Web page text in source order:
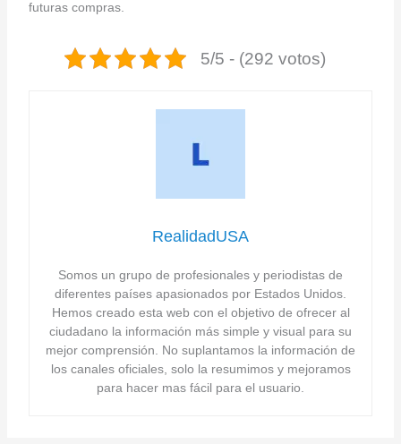
futuras compras.
5/5 - (292 votos)
RealidadUSA
Somos un grupo de profesionales y periodistas de
diferentes países apasionados por Estados Unidos.
Hemos creado esta web con el objetivo de ofrecer al
ciudadano la información más simple y visual para su
mejor comprensión. No suplantamos la información de
los canales oficiales, solo la resumimos y mejoramos
para hacer mas fácil para el usuario.